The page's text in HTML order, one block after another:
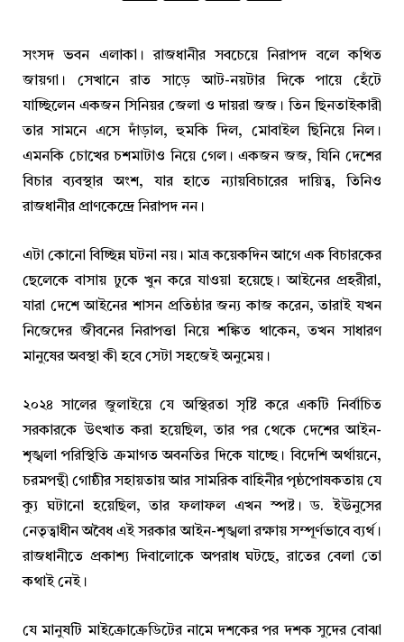
সংসদ ভবন এলাকা। রাজধানীর সবচেয়ে নিরাপদ বলে কথিত
জায়গা। সেখানে রাত সাড়ে আট-নয়টার দিকে পায়ে হেঁটে
যাচ্ছিলেন একজন সিনিয়র জেলা ও দায়রা জজ। তিন ছিনতাইকারী
তার সামনে এসে দাঁড়াল, হুমকি দিল, মোবাইল ছিনিয়ে নিল।
এমনকি চোখের চশমাটাও নিয়ে গেল। একজন জজ, যিনি দেশের
বিচার ব্যবস্থার অংশ, যার হাতে ন্যায়বিচারের দায়িত্ব, তিনিও
রাজধানীর প্রাণকেন্দ্রে নিরাপদ নন।
এটা কোনো বিচ্ছিন্ন ঘটনা নয়। মাত্র কয়েকদিন আগে এক বিচারকের
ছেলেকে বাসায় ঢুকে খুন করে যাওয়া হয়েছে। আইনের প্রহরীরা,
যারা দেশে আইনের শাসন প্রতিষ্ঠার জন্য কাজ করেন, তারাই যখন
নিজেদের জীবনের নিরাপত্তা নিয়ে শঙ্কিত থাকেন, তখন সাধারণ
মানুষের অবস্থা কী হবে সেটা সহজেই অনুমেয়।
২০২৪ সালের জুলাইয়ে যে অস্থিরতা সৃষ্টি করে একটি নির্বাচিত
সরকারকে উৎখাত করা হয়েছিল, তার পর থেকে দেশের আইন-
শৃঙ্খলা পরিস্থিতি ক্রমাগত অবনতির দিকে যাচ্ছে। বিদেশি অর্থায়নে,
চরমপন্থী গোষ্ঠীর সহায়তায় আর সামরিক বাহিনীর পৃষ্ঠপোষকতায় যে
ক্যু ঘটানো হয়েছিল, তার ফলাফল এখন স্পষ্ট। ড. ইউনুসের
নেতৃত্বাধীন অবৈধ এই সরকার আইন-শৃঙ্খলা রক্ষায় সম্পূর্ণভাবে ব্যর্থ।
রাজধানীতে প্রকাশ্য দিবালোকে অপরাধ ঘটছে, রাতের বেলা তো
কথাই নেই।
যে মানুষটি মাইক্রোক্রেডিটের নামে দশকের পর দশক সুদের বোঝা